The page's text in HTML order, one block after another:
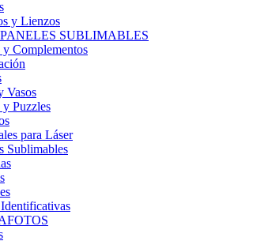
y Lienzos
SUBLIMABLES
y Complementos
Vasos
y Puzzles
para Láser
Sublimables